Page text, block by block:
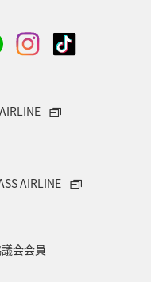
東北地方
AIRLINE
会会員